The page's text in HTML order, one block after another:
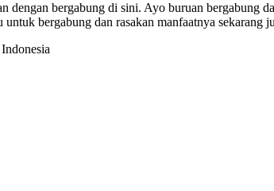
bergabung di sini. Ayo buruan bergabung
bergabung dan rasakan manfaatnya sekarang